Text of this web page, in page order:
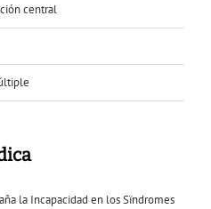
central
la Incapacidad en los Sïndromes